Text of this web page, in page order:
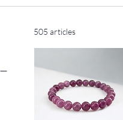
505 articles